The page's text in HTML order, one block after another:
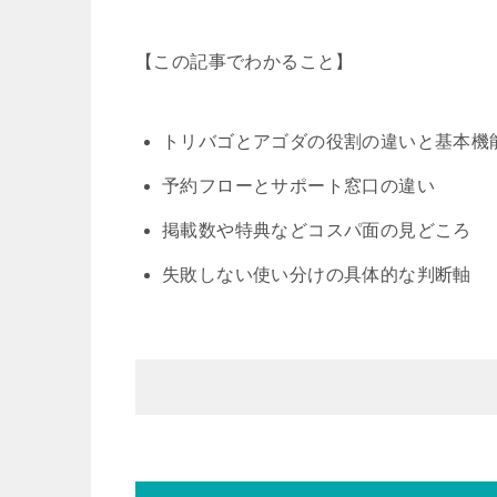
【この記事でわかること】
トリバゴとアゴダの役割の違いと基本機
予約フローとサポート窓口の違い
掲載数や特典などコスパ面の見どころ
失敗しない使い分けの具体的な判断軸